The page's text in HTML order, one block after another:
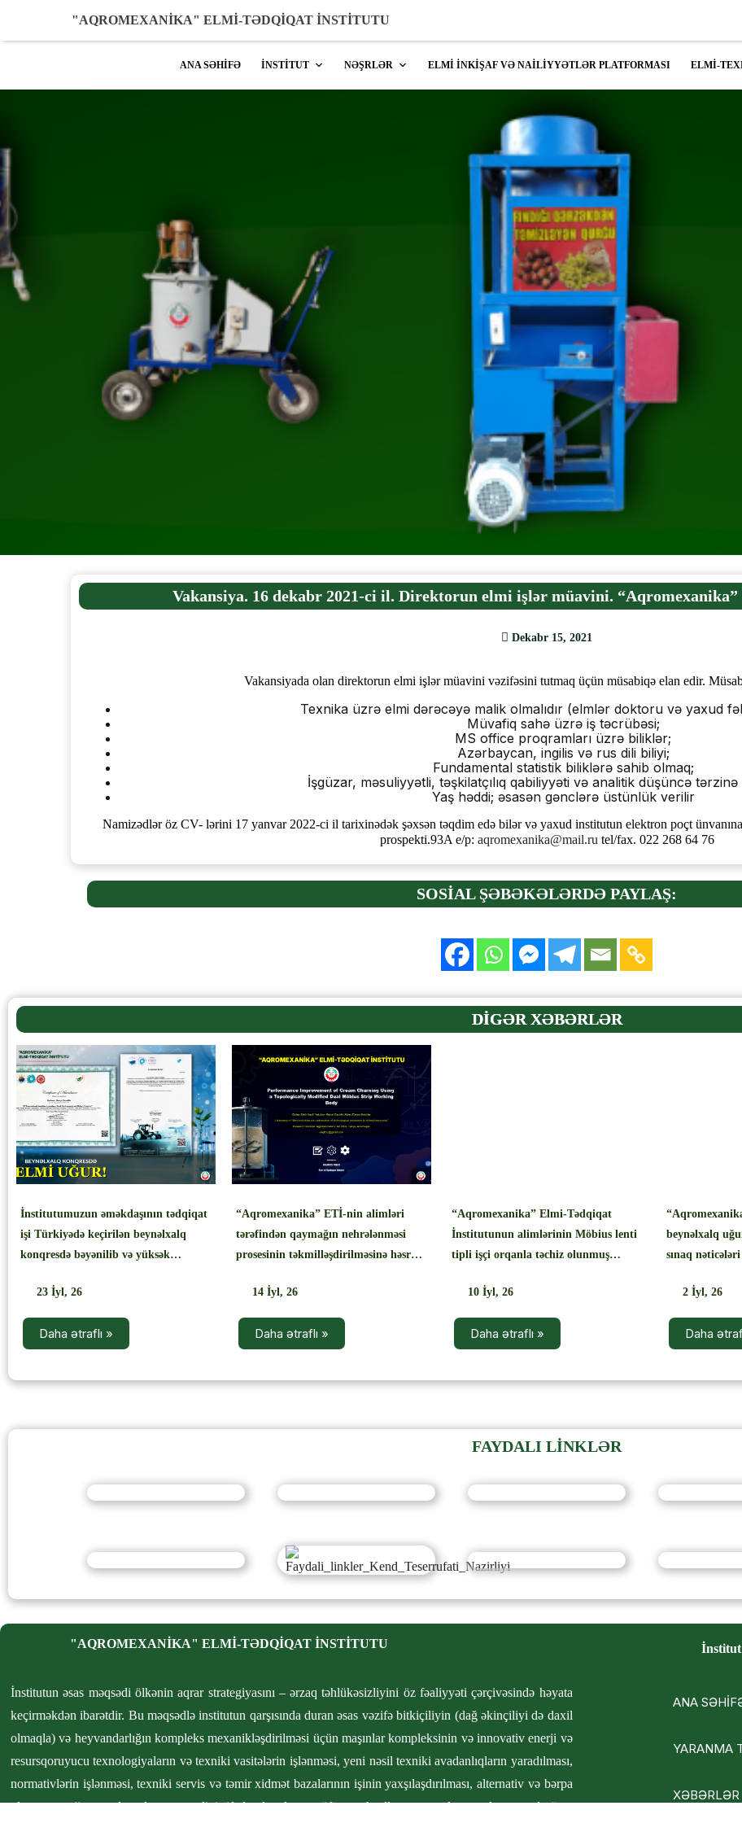
"AQROMEXANİKA" ELMİ-TƏDQİQAT İNSTİTUTU
ANA SƏHİFƏ İNSTİTUT NƏŞRLƏR ELMİ İNKİŞAF VƏ NAİLİYYƏTLƏR PLATFORMASI ELMİ-
Vakansiya. 16 dekabr 2021-ci il. Direktorun elmi işlər müavini.
Dekabr 15, 2021
Vakansiyada olan direktorun elmi işlər müavini vəzifəsini tutmaq üçün müsabiqə elan edir.
Texnika üzrə elmi dərəcəyə malik olmalıdır (elmlər doktoru və yaxud
Müvafiq sahə üzrə iş təcrübəsi;
MS office proqramları üzrə biliklər;
Azərbaycan, ingilis və rus dili biliyi;
Fundamental statistik biliklərə sahib olmaq;
İşgüzar, məsuliyyətli, təşkilatçılıq qabiliyyəti və analitik düşüncə
Yaş həddi; əsasən gənclərə üstünlük verilir
Namizədlər öz CV- lərini 17 yanvar 2022-ci il tarixinədək şəxsən təqdim edə bilər və yaxud institutun elektron poçt
prospekti.93A e/p: aqromexanika@mail.ru tel/fax. 022 268 64 76
SOSİAL ŞƏBƏKƏLƏRDƏ PAYLAŞ:
DİGƏR XƏBƏRLƏR
İnstitutumuzun əməkdaşının tədqiqat
işi Türkiyədə keçirilən beynəlxalq
konqresdə bəyənilib və yüksək
23 İyl, 26
Daha ətraflı »
“Aqromexanika” ETİ-nin alimləri
tərəfindən qaymağın nehrələnməsi
prosesinin təkmilləşdirilməsinə həsr
beynəlxalq nəşriyyatda çap edilib
14 İyl, 26
Daha ətraflı »
“Aqromexanika” Elmi-Tədqiqat
İnstitutunun alimlərinin Möbius lenti
tipli işçi orqanla təchiz olunmuş
prosesinə həsr edilmiş yeni elmi
məqaləsi nüfuzlu beynəlxalq
bazalarda nəşr olunub
10 İyl, 26
Daha ətraflı »
beynəlxalq
sınaq
2 İyl, 26
Daha
‹
FAYDALI LİNKLƏR
"AQROMEXANİKA" ELMİ-TƏDQİQAT İNSTİTUTU
İnstitutun əsas məqsədi ölkənin aqrar strategiyasını – ərzaq təhlükəsizliyini öz fəaliyyəti çərçivəsində həyata
keçirməkdən ibarətdir. Bu məqsədlə institutun qarşısında duran əsas vəzifə bitkiçiliyin (dağ əkinçiliyi də daxil
olmaqla) və heyvandarlığın kompleks mexanikləşdirilməsi üçün maşınlar kompleksinin və innovativ enerji və
resursqoruyucu texnologiyaların və texniki vasitələrin işlənməsi, yeni nəsil texniki avadanlıqların yaradılması,
normativlərin işlənməsi, texniki servis və təmir xidmət bazalarının işinin yaxşılaşdırılması, alternativ və bərpa
olunan enerji resurslarından səmərəli istifadə, kənd təsərrüfatı məhsullarının emalı və təkrar emalı üzrə
İnstitut
ANA
YARANMA
XƏBƏRLƏR